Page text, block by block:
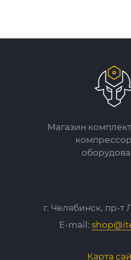
Магазин
г. Челябинск, пр-т
E-mail:
Карта